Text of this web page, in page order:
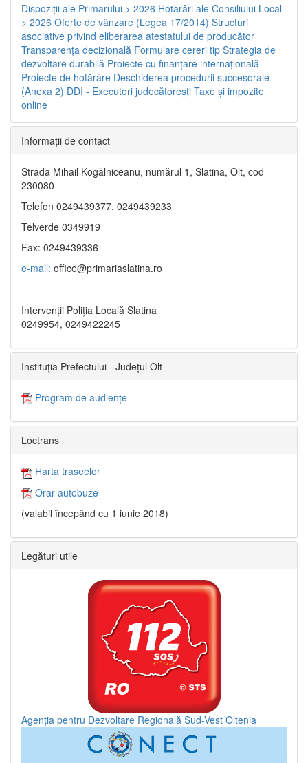
Dispoziţii ale Primarului > 2026 Hotărâri ale Consiliului Local
> 2026 Oferte de vânzare (Legea 17/2014) Structuri
asociative privind eliberarea atestatului de producător
Transparenţa decizională Formulare cereri tip Strategia de
dezvoltare durabilă Proiecte cu finanţare internaţională
Proiecte de hotărâre Deschiderea procedurii succesorale
(Anexa 2) DDI - Executori judecătorești Taxe şi impozite
online
Informaţii de contact
Strada Mihail Kogălniceanu, numărul 1, Slatina, Olt, cod
230080
Telefon 0249439377, 0249439233
Telverde 0349919
Fax: 0249439336
e-mail: office@primariaslatina.ro
Intervenții Poliția Locală Slatina
0249954, 0249422245
Instituția Prefectului - Județul Olt
Program de audiențe
Loctrans
Harta traseelor
Orar autobuze
(valabil începând cu 1 iunie 2018)
Legături utile
Agenția pentru Dezvoltare Regională Sud-Vest Oltenia